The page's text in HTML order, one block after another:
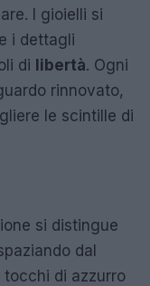
I gioielli si
i dettagli
di libertà. Ogni
rinnovato,
le scintille di
si distingue
dal
di azzurro